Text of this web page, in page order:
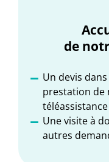
de
Un devis
prestation de
Une visite à
autres